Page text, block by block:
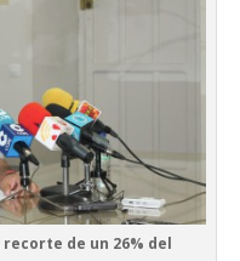
de un 26% del